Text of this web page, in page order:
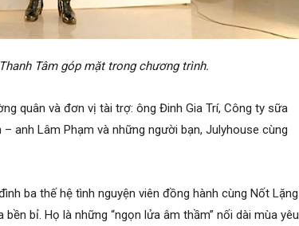
Tâm góp mặt trong chương trình.
quân và đơn vị tài trợ: ông Đinh Gia Trí, Công ty sữa
– anh Lâm Phạm và những người bạn, Julyhouse cùng
ba thế hệ tình nguyện viên đồng hành cùng Nốt Lặng
bỉ. Họ là những “ngọn lửa âm thầm” nối dài mùa yêu